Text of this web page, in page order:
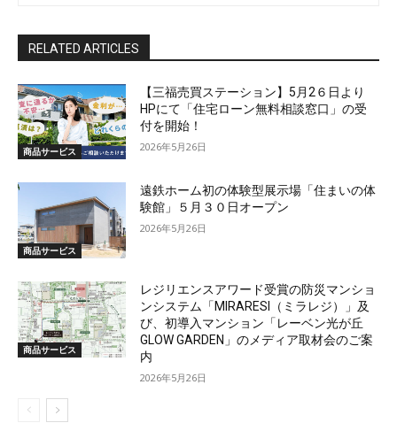
RELATED ARTICLES
商品サービス
【三福売買ステーション】5月2６日より
HPにて「住宅ローン無料相談窓口」の受
付を開始！
2026年5月26日
商品サービス
遠鉄ホーム初の体験型展示場「住まいの体
験館」５月３０日オープン
2026年5月26日
商品サービス
レジリエンスアワード受賞の防災マンショ
ンシステム「MIRARESI（ミラレジ）」及
び、初導入マンション「レーベン光が丘
GLOW GARDEN」のメディア取材会のご案
内
2026年5月26日